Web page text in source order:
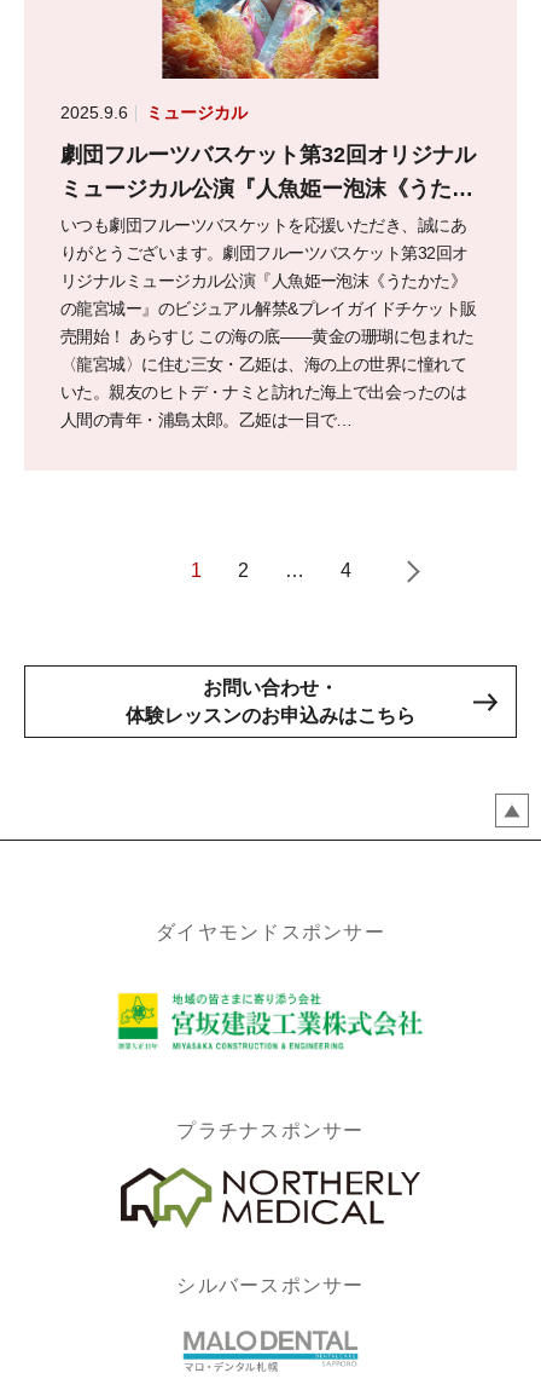
2025.9.6 ミュージカル
劇団フルーツバスケット第32回オリジナル
ミュージカル公演『人魚姫ー泡沫《うたか
た》の龍宮城ー』ビジュアル解禁！
いつも劇団フルーツバスケットを応援いただき、誠にあ
りがとうございます。劇団フルーツバスケット第32回オ
リジナルミュージカル公演『人魚姫ー泡沫《うたかた》
の龍宮城ー』のビジュアル解禁&プレイガイドチケット販
売開始！ あらすじ この海の底――黄金の珊瑚に包まれた
〈龍宮城〉に住む三女・乙姫は、海の上の世界に憧れて
いた。親友のヒトデ・ナミと訪れた海上で出会ったのは
人間の青年・浦島太郎。乙姫は一目で…
1 2 … 4
お問い合わせ・
体験レッスンのお申込みはこちら
ダイヤモンドスポンサー
プラチナスポンサー
シルバースポンサー